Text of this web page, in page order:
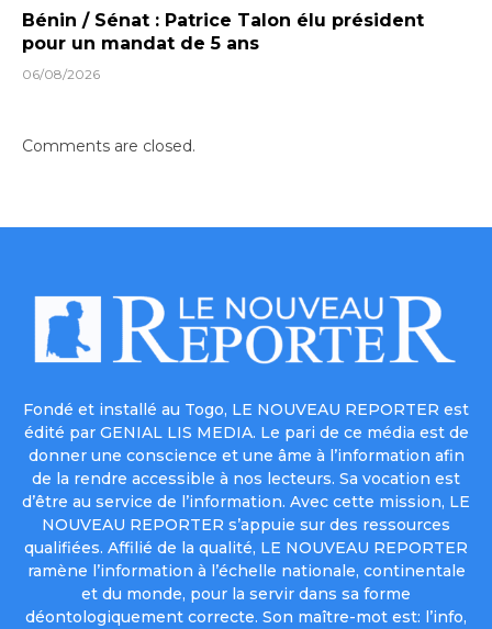
Bénin / Sénat : Patrice Talon élu président
pour un mandat de 5 ans
06/08/2026
Comments are closed.
Fondé et installé au Togo, LE NOUVEAU REPORTER est
édité par GENIAL LIS MEDIA. Le pari de ce média est de
donner une conscience et une âme à l’information afin
de la rendre accessible à nos lecteurs. Sa vocation est
d’être au service de l’information. Avec cette mission, LE
NOUVEAU REPORTER s’appuie sur des ressources
qualifiées. Affilié de la qualité, LE NOUVEAU REPORTER
ramène l’information à l’échelle nationale, continentale
et du monde, pour la servir dans sa forme
déontologiquement correcte. Son maître-mot est: l’info,